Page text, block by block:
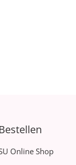
Bestellen
Online Shop